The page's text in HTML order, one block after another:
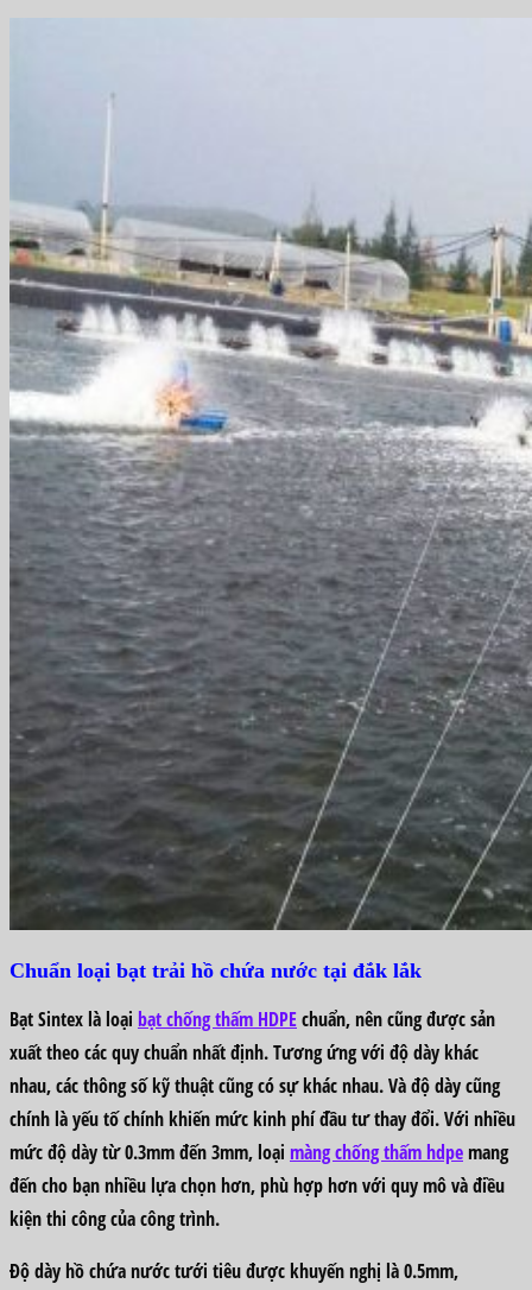
Chuẩn loại bạt trải hồ chứa nước tại đắk lắk
Bạt Sintex là loại bạt chống thấm HDPEchuẩn, nên cũng được sản
xuất theo các quy chuẩn nhất định. Tương ứng với độ dày khác
nhau, các thông số kỹ thuật cũng có sự khác nhau. Và độ dày cũng
chính là yếu tố chính khiến mức kinh phí đầu tư thay đổi. Với nhiều
mức độ dày từ 0.3mm đến 3mm, loại màng chống thấm hdpe mang
đến cho bạn nhiều lựa chọn hơn, phù hợp hơn với quy mô và điều
kiện thi công của công trình.
Độ dày hồ chứa nước tưới tiêu được khuyến nghị là 0.5mm,